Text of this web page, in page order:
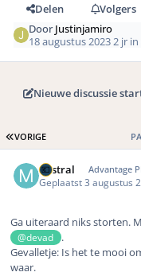
Delen
Volgers
DoorJustinjamiro
18 augustus 20232 jr in
Nieuwe discussie
EERSTE PAGINA
VORIGE
Mistral Advantage
Geplaatst3 augustus
Ga uiteraard niks storten.
@devad
.
Gevalletje: Is het te mooi
waar.